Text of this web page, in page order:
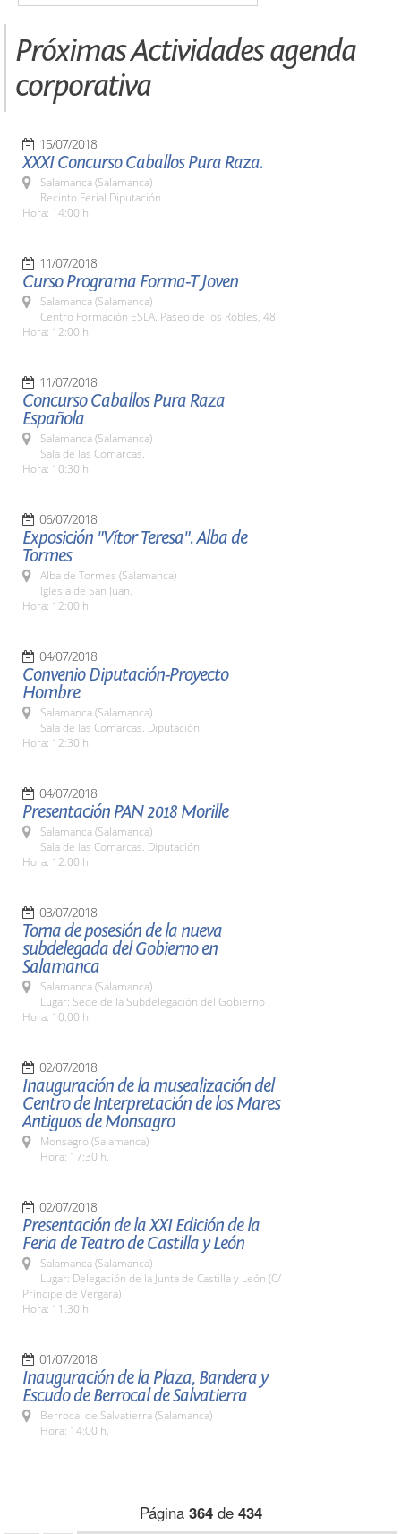
Próximas Actividades agenda
corporativa
15/07/2018
XXXI Concurso Caballos Pura Raza.
Salamanca (Salamanca)
Recinto Ferial Diputación
Hora: 14:00 h.
11/07/2018
Curso Programa Forma-T Joven
Salamanca (Salamanca)
Centro Formación ESLA. Paseo de los Robles, 48.
Hora: 12:00 h.
11/07/2018
Concurso Caballos Pura Raza
Española
Salamanca (Salamanca)
Sala de las Comarcas.
Hora: 10:30 h.
06/07/2018
Exposición "Vítor Teresa". Alba de
Tormes
Alba de Tormes (Salamanca)
Iglesia de San Juan.
Hora: 12:00 h.
04/07/2018
Convenio Diputación-Proyecto
Hombre
Salamanca (Salamanca)
Sala de las Comarcas. Diputación
Hora: 12:30 h.
04/07/2018
Presentación PAN 2018 Morille
Salamanca (Salamanca)
Sala de las Comarcas. Diputación
Hora: 12:00 h.
03/07/2018
Toma de posesión de la nueva
subdelegada del Gobierno en
Salamanca
Salamanca (Salamanca)
Lugar: Sede de la Subdelegación del Gobierno
Hora: 10:00 h.
02/07/2018
Inauguración de la musealización del
Centro de Interpretación de los Mares
Antiguos de Monsagro
Monsagro (Salamanca)
Hora: 17:30 h.
02/07/2018
Presentación de la XXI Edición de la
Feria de Teatro de Castilla y León
Salamanca (Salamanca)
Lugar: Delegación de la Junta de Castilla y León (C/
Príncipe de Vergara)
Hora: 11.30 h.
01/07/2018
Inauguración de la Plaza, Bandera y
Escudo de Berrocal de Salvatierra
Berrocal de Salvatierra (Salamanca)
Hora: 14:00 h.
Página 364de 434